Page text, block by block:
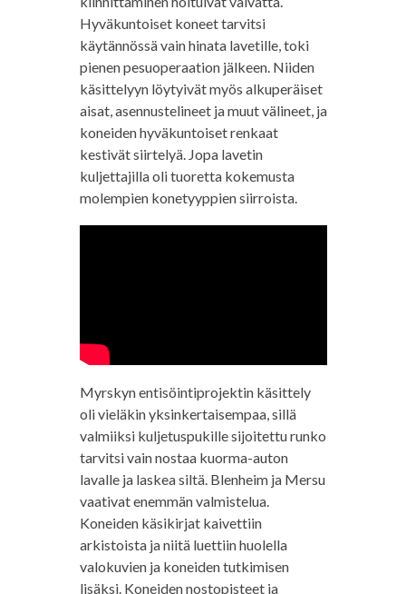
Hyväkuntoiset koneet tarvitsi
käytännössä vain hinata lavetille, toki
pienen pesuoperaation jälkeen. Niiden
käsittelyyn löytyivät myös alkuperäiset
aisat, asennustelineet ja muut välineet, ja
koneiden hyväkuntoiset renkaat
kestivät siirtelyä. Jopa lavetin
kuljettajilla oli tuoretta kokemusta
molempien konetyyppien siirroista.
Myrskyn entisöintiprojektin käsittely
oli vieläkin yksinkertaisempaa, sillä
valmiiksi kuljetuspukille sijoitettu runko
tarvitsi vain nostaa kuorma-auton
lavalle ja laskea siltä. Blenheim ja Mersu
vaativat enemmän valmistelua.
Koneiden käsikirjat kaivettiin
arkistoista ja niitä luettiin huolella
valokuvien ja koneiden tutkimisen
lisäksi. Koneiden nostopisteet ja